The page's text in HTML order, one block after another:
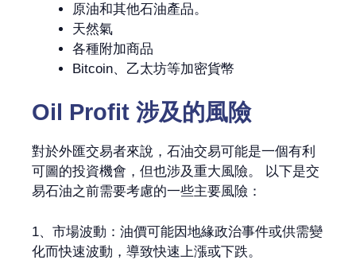
原油和其他石油產品。
天然氣
各種附加商品
Bitcoin、乙太坊等加密貨幣
Oil Profit 涉及的風險
對於外匯交易者來說，石油交易可能是一個有利
可圖的投資機會，但也涉及重大風險。 以下是交
易石油之前需要考慮的一些主要風險：
1、市場波動：油價可能因地緣政治事件或供需變
化而快速波動，導致快速上漲或下跌。